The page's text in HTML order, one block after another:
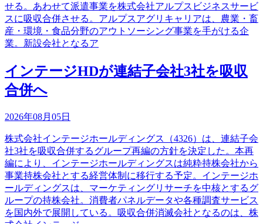
せる。あわせて派遣事業を株式会社アルプスビジネスサービ
スに吸収合併させる。アルプスアグリキャリアは、農業・畜
産・環境・食品分野のアウトソーシング事業を手がける企
業。新設会社となるア
インテージHDが連結子会社3社を吸収
合併へ
2026年08月05日
株式会社インテージホールディングス（4326）は、連結子会
社3社を吸収合併するグループ再編の方針を決定した。本再
編により、インテージホールディングスは純粋持株会社から
事業持株会社とする経営体制に移行する予定。インテージホ
ールディングスは、マーケティングリサーチを中核とするグ
ループの持株会社。消費者パネルデータや各種調査サービス
を国内外で展開している。吸収合併消滅会社となるのは、株